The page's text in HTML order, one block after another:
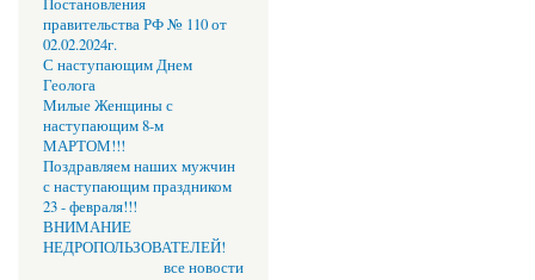
Постановления
правительства РФ № 110 от
02.02.2024г.
С наступающим Днем
Геолога
Милые Женщины с
наступающим 8-м
МАРТОМ!!!
Поздравляем наших мужчин
с наступающим праздником
23 - февраля!!!
ВНИМАНИЕ
НЕДРОПОЛЬЗОВАТЕЛЕЙ!
все новости